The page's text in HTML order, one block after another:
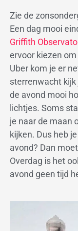
Zie de
Een dag mooi
Griffith
ervoor kiezen
Uber kom je er
sterrenwacht kijk
de avond mooi
lichtjes. Soms
je naar de maan
kijken. Dus heb
avond? Dan
Overdag is het
avond geen tijd